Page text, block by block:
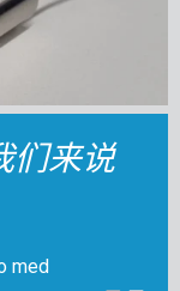
们来说
med